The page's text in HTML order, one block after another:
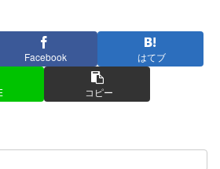
Facebook はてブ
コピー